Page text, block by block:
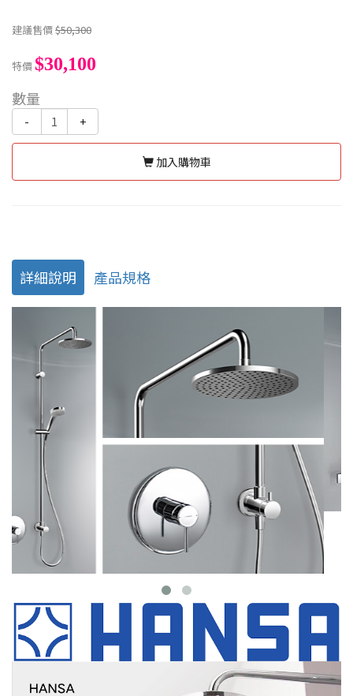
建議售價$50,300
特價$30,100
數量
- +
加入購物車
詳細說明 產品規格